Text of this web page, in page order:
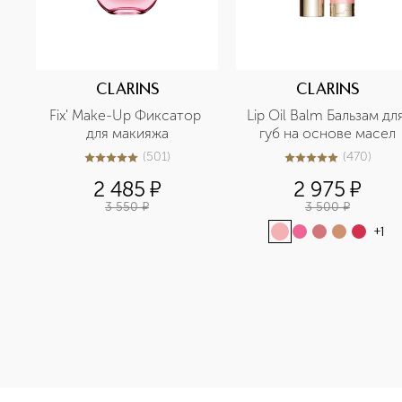
CLARINS
Fix' Make-Up Фиксатор
для макияжа
5из 5501 (501)
2 485 ¤
3 550 ¤
CLARINS
Lip Oil Balm Бальзам
губ на основе масел
4.9из5470 (470)
2 975 ¤
3 500 ¤
+1